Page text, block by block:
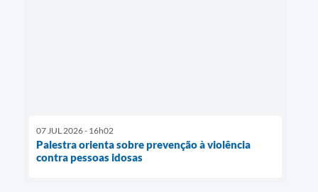
07 JUL 2026 - 16h02
Palestra orienta sobre prevenção à violência
contra pessoas idosas